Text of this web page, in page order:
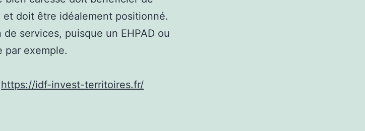
et doit être idéalement positionné.
services, puisque un EHPAD ou
par exemple.
https://idf-invest-territoires.fr/